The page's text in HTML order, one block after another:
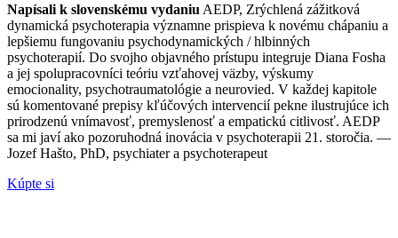
Napísali k slovenskému vydaniu AEDP, Zrýchlená zážitková
dynamická psychoterapia významne prispieva k novému chápaniu a
lepšiemu fungovaniu psychodynamických / hlbinných
psychoterapií. Do svojho objavného prístupu integruje Diana Fosha
a jej spolupracovníci teóriu vzťahovej väzby, výskumy
emocionality, psychotraumatológie a neurovied. V každej kapitole
sú komentované prepisy kľúčových intervencií pekne ilustrujúce ich
prirodzenú vnímavosť, premyslenosť a empatickú citlivosť. AEDP
sa mi javí ako pozoruhodná inovácia v psychoterapii 21. storočia. —
Jozef Hašto, PhD, psychiater a psychoterapeut
Kúpte si